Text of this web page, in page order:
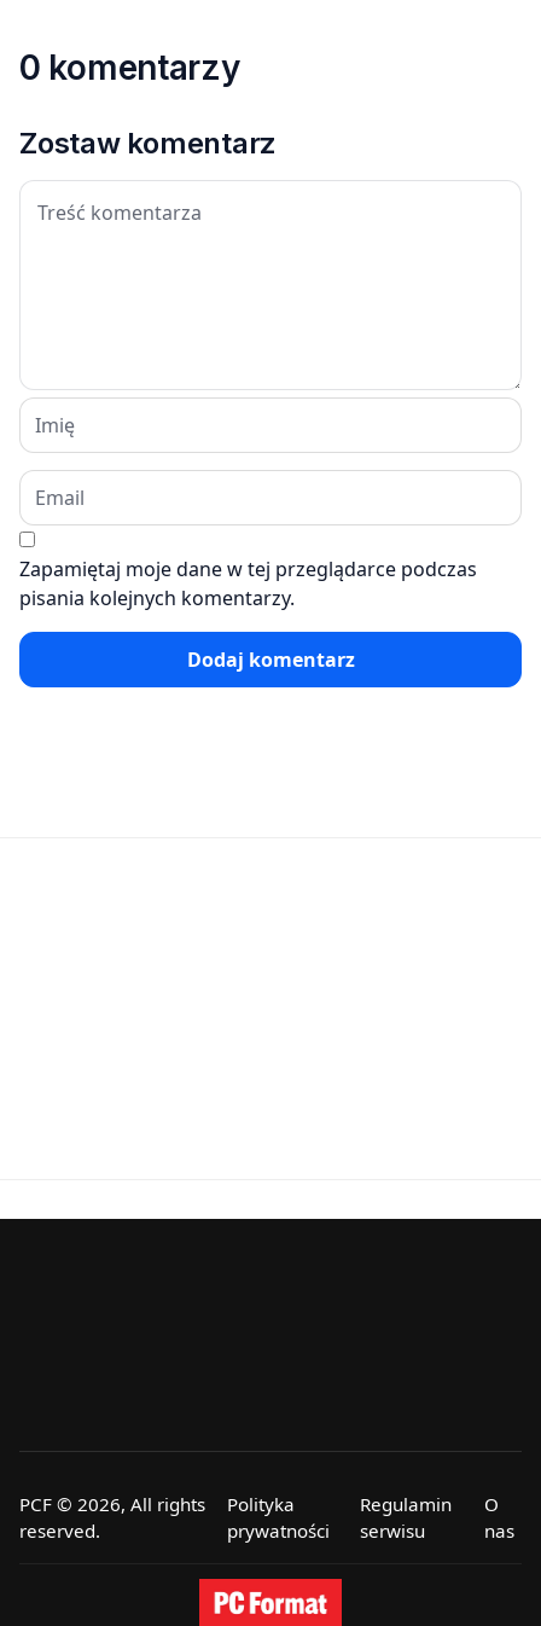
0 komentarzy
Zostaw komentarz
Zapamiętaj moje dane w tej przeglądarce podczas
pisania kolejnych komentarzy.
Dodaj komentarz
PCF © 2026, All rights
reserved.
Polityka
prywatności
Regulamin
serwisu
O
nas